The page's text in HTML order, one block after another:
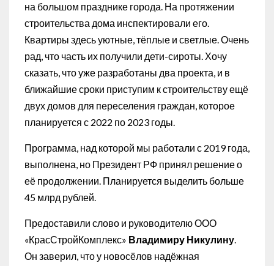
на большом празднике города. На протяжении
строительства дома инспектировали его.
Квартиры здесь уютные, тёплые и светлые. Очень
рад, что часть их получили дети-сироты. Хочу
сказать, что уже разработаны два проекта, и в
ближайшие сроки приступим к строительству ещё
двух домов для переселения граждан, которое
планируется с 2022 по 2023 годы.
Программа, над которой мы работали с 2019 года,
выполнена, но Президент РФ принял решение о
её продолжении. Планируется выделить больше
45 млрд рублей.
Предоставили слово и руководителю ООО
«КрасСтройКомплекс» Владимиру Никулину.
Он заверил, что у новосёлов надёжная